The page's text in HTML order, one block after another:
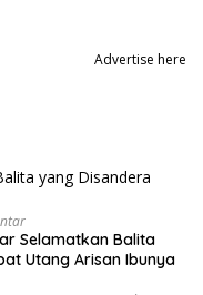
Advertise here
Selamatkan Balita
Utang Arisan Ibunya